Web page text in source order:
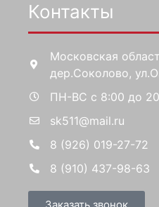
Контакты
Московская
дер.Соколово,
ПН-ВС с 8:00 до
sk511@mail.ru
8 (926) 019-27-72
8 (910) 437-98-63